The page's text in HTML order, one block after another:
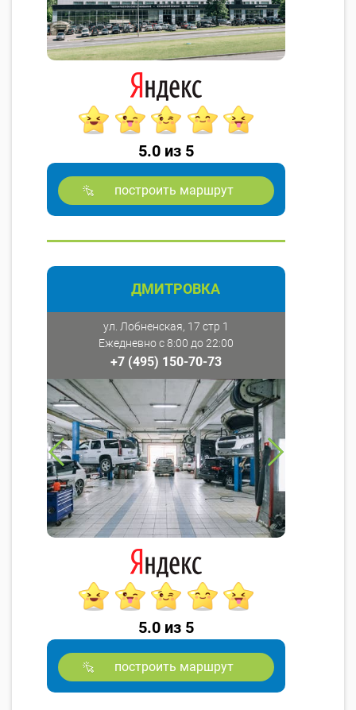
5.0 из 5
построить маршрут
ДМИТРОВКА
ул. Лобненская, 17 стр 1
Ежедневно с 8:00 до 22:00
+7 (495) 150-70-73
5.0 из 5
построить маршрут